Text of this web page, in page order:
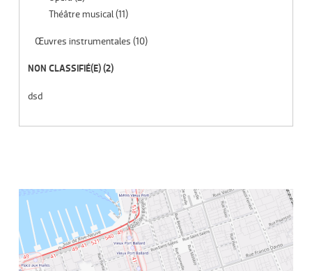
Théâtre musical(11)
Œuvres instrumentales (10)
NON CLASSIFIÉ(E)(2)
dsd